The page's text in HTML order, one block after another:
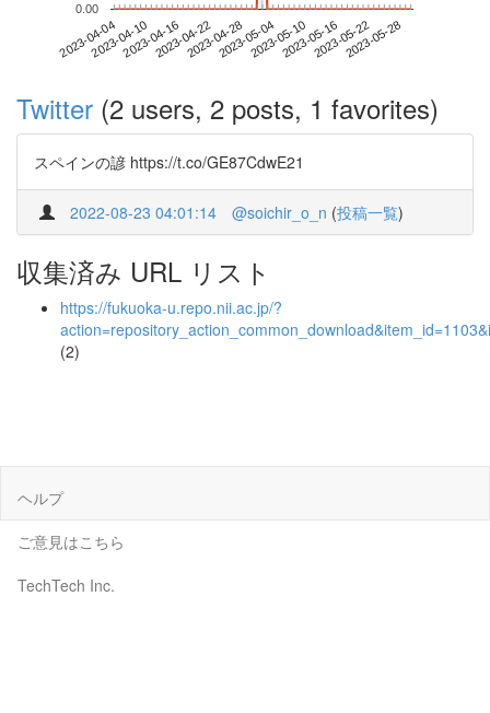
2023-04-042023-04-102023-04-162023-04-222023-04-282023-05-042023-05-102023-05-162023-05-222023-05-28
0.00
Twitter (2 users, 2 posts, 1 favorites)
スペインの諺 https://t.co/GE87CdwE21
2022-08-23 04:01:14 @soichir_o_n (投稿一覧)
収集済み URL リスト
https://fukuoka-u.repo.nii.ac.jp/?
(2)
ヘルプ
ご意見はこちら
TechTech Inc.